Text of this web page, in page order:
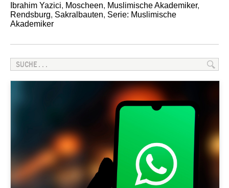
Ibrahim Yazici, Moscheen, Muslimische Akademiker,
Rendsburg, Sakralbauten, Serie: Muslimische
Akademiker